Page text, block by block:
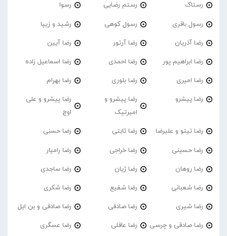
رستاک رستم رضایی رسوا
رسول باقری رسول کوهی رشید و زیپا
رضا آذریان رضا آرتور رضا آیین
رضا ابراهیم پور رضا احمدی رضا اسماعیل زاده
رضا امیری رضا بلوری رضا بهرام
رضا پیشرو
رضا پیشرو و
امیرتیک
رضا پیشرو و علی
اوج
رضا تیتو و علیرضا رضا ثابتی رضا حسنی
رضا حسینی رضا خراجی رضا رامیار
رضا روهان رضا ژیان رضا ساجدی
رضا شعبانی رضا شفیع رضا شکری
رضا شیری رضا صادقی رضا صادقی و بن ایل
رضا صادقی و چرسی رضا عاقلی رضا عسگری